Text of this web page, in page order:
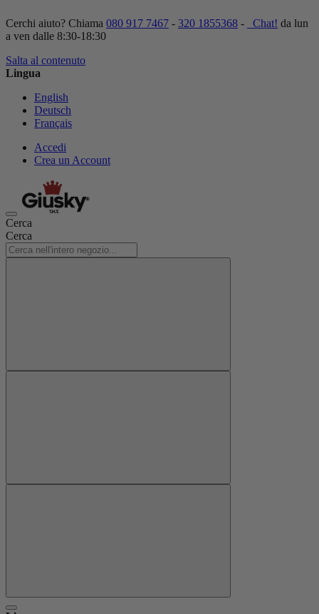
Cerchi aiuto? Chiama 080 917 7467 - 320 1855368 - Chat! da lun
a ven dalle 8:30-18:30
Salta al contenuto
Lingua
English
Deutsch
Français
Accedi
Crea un Account
Cerca
Cerca